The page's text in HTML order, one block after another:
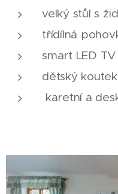
velký stůl s
třídílná
smart LED TV
dětský koutek
karetní a